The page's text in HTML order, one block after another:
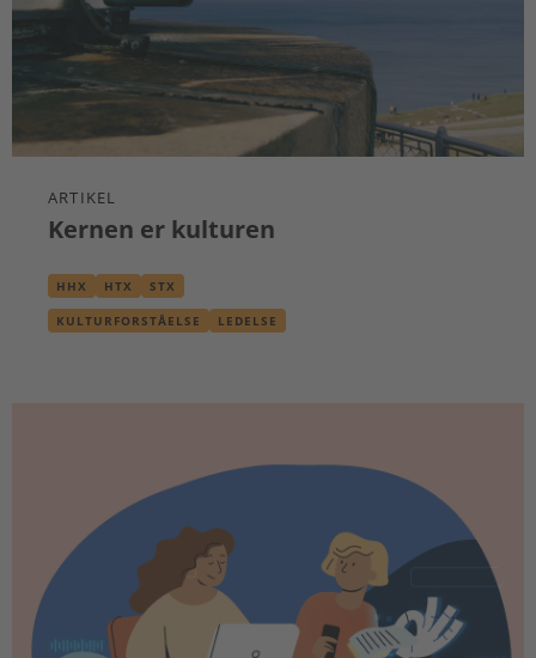
ARTIKEL
Kernen er kulturen
HHX HTX STX
KULTURFORSTÅELSE LEDELSE